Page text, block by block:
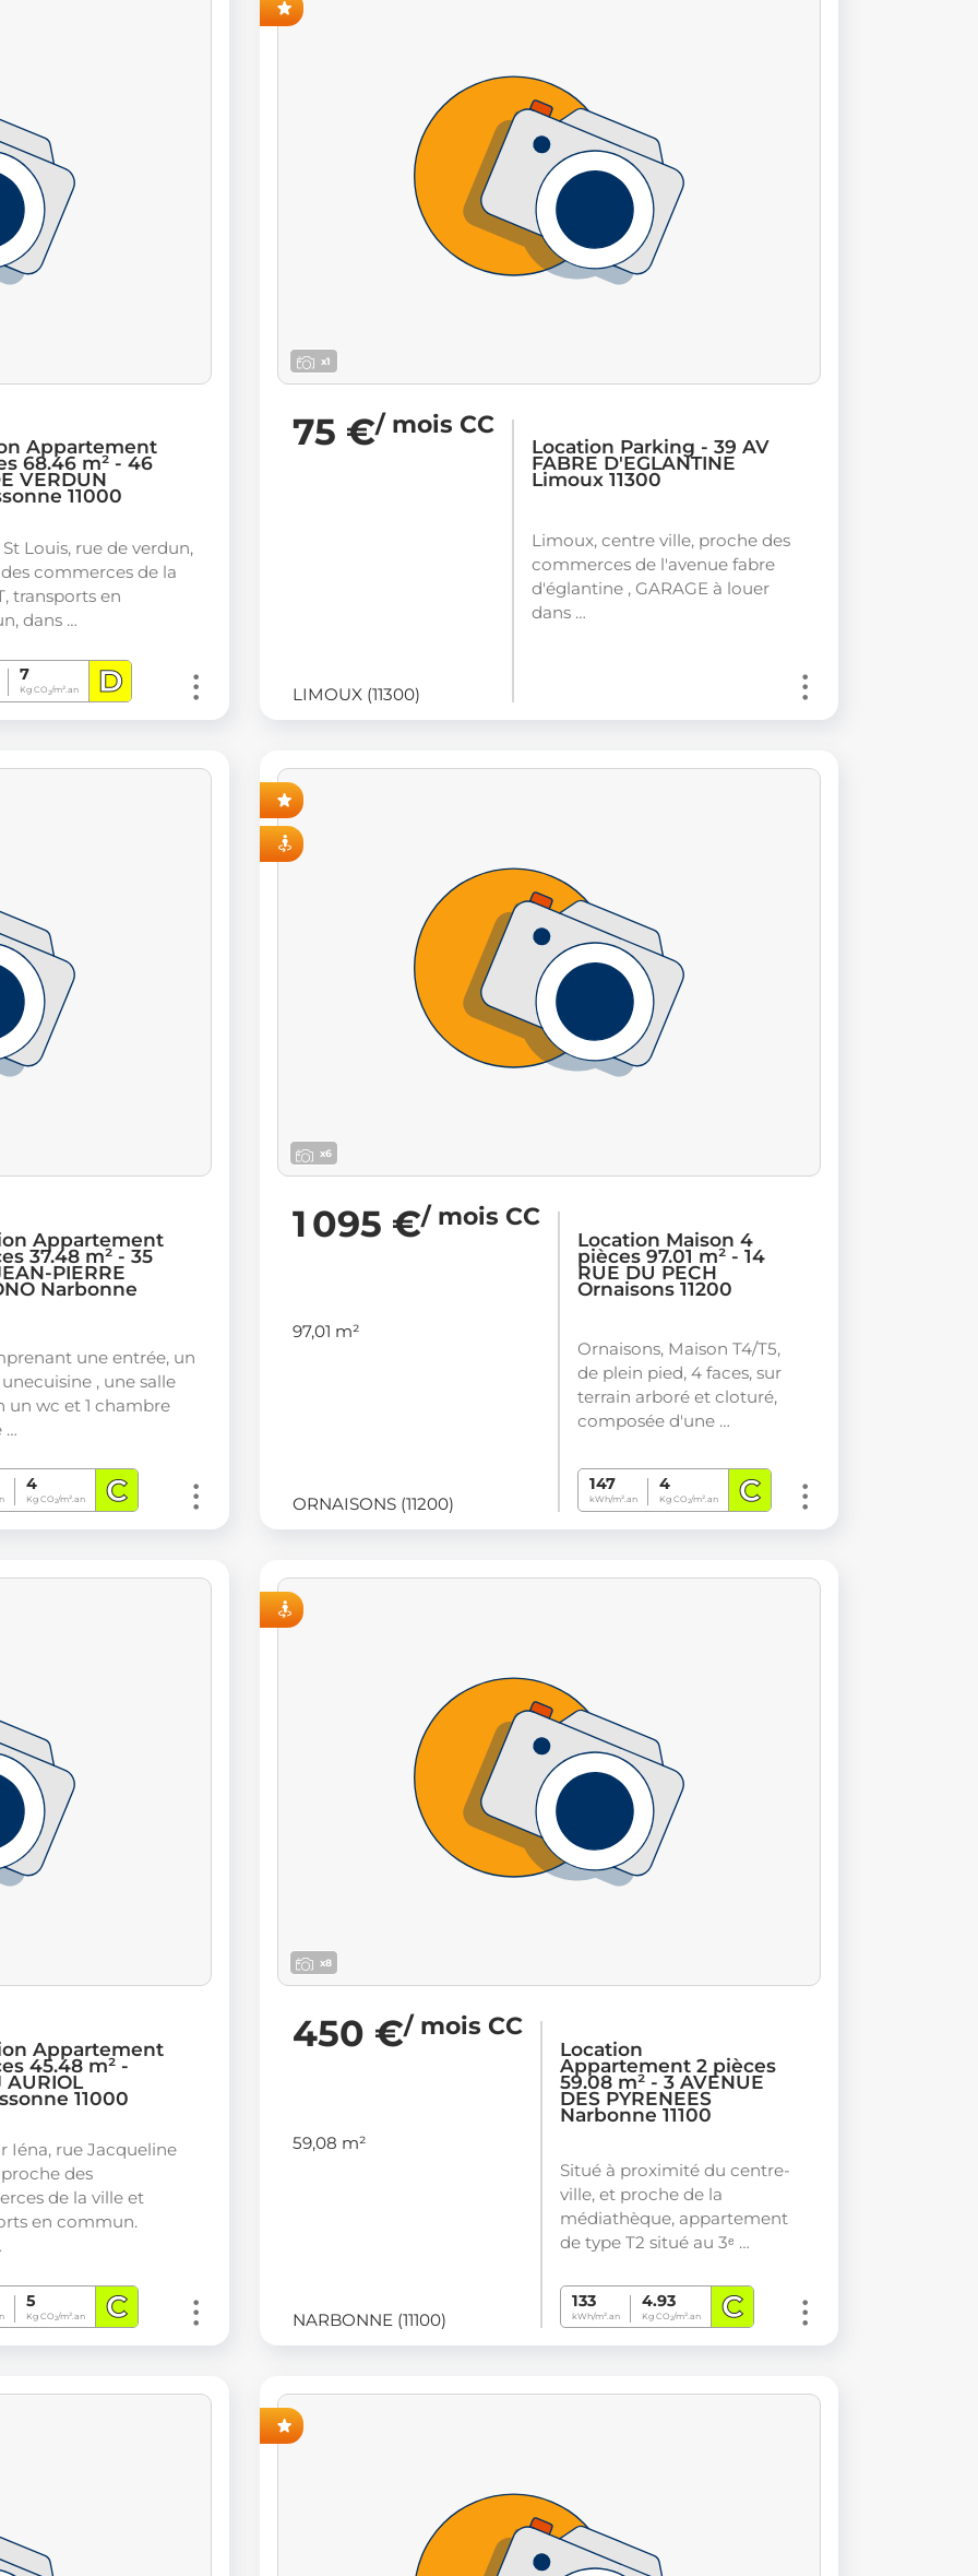
Appartement
68.46 m² - 46
VERDUN
11000
Louis, rue de verdun,
commerces de la
transports en
dans …
7
Kg CO2/m².an D
x1
75 €/ mois CC
LIMOUX (11300)
Location Parking - 39 AV
FABRE D'EGLANTINE
Limoux 11300
Limoux, centre ville, proche des
commerces de l'avenue fabre
d'églantine , GARAGE à louer
dans …
Appartement
37.48 m² - 35
PIERRE
Narbonne
une entrée, un
, une salle
un wc et 1 chambre
…
4
Kg CO2/m².an C
x6
1 095 €/ mois CC
97,01 m²
ORNAISONS (11200)
Location Maison 4
pièces 97.01 m² - 14
RUE DU PECH
Ornaisons 11200
Ornaisons, Maison T4/T5,
de plein pied, 4 faces, sur
terrain arboré et cloturé,
composée d'une …
147
kWh/m².an
4
Kg CO2/m².an C
Appartement
45.48 m² -
AURIOL
11000
Iéna, rue Jacqueline
des
de la ville et
en commun.
5
Kg CO2/m².an C
x8
450 €/ mois CC
59,08 m²
NARBONNE (11100)
Location
Appartement 2 pièces
59.08 m² - 3 AVENUE
DES PYRENEES
Narbonne 11100
Situé à proximité du centre-
ville, et proche de la
médiathèque, appartement
de type T2 situé au 3ᵉ …
133
kWh/m².an
4.93
Kg CO2/m².an C